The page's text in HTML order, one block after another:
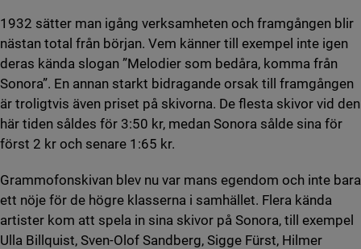
1932 sätter man igång verksamheten och framgången blir
nästan total från början. Vem känner till exempel inte igen
deras kända slogan ”Melodier som bedåra, komma från
Sonora”. En annan starkt bidragande orsak till framgången
är troligtvis även priset på skivorna. De flesta skivor vid den
här tiden såldes för 3:50 kr, medan Sonora sålde sina för
först 2 kr och senare 1:65 kr.
Grammofonskivan blev nu var mans egendom och inte bara
ett nöje för de högre klasserna i samhället. Flera kända
artister kom att spela in sina skivor på Sonora, till exempel
Ulla Billquist, Sven-Olof Sandberg, Sigge Fürst, Hilmer